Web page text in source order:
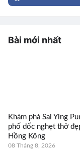
Bài mới nhất
Khám phá Sai Ying
phố dốc nghẹt thở
Hồng Kông
08 Tháng 8, 2026